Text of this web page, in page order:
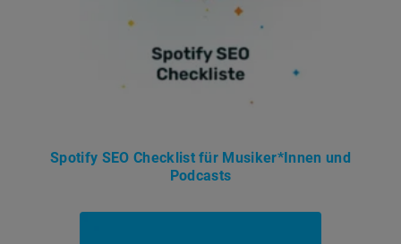
Spotify SEO Checklist für Musiker*Innen und
Podcasts